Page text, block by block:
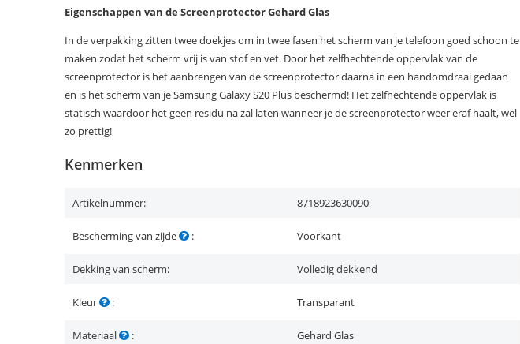
Eigenschappen van de Screenprotector Gehard Glas
In de verpakking zitten twee doekjes om in twee fasen het scherm van je telefoon goed schoon te
maken zodat het scherm vrij is van stof en vet. Door het zelfhechtende oppervlak van de
screenprotector is het aanbrengen van de screenprotector daarna in een handomdraai gedaan
en is het scherm van je Samsung Galaxy S20 Plus beschermd! Het zelfhechtende oppervlak is
statisch waardoor het geen residu na zal laten wanneer je de screenprotector weer eraf haalt, wel
zo prettig!
Kenmerken
Artikelnummer: 8718923630090
Bescherming van zijde : Voorkant
Dekking van scherm: Volledig dekkend
Kleur : Transparant
Materiaal : Gehard Glas